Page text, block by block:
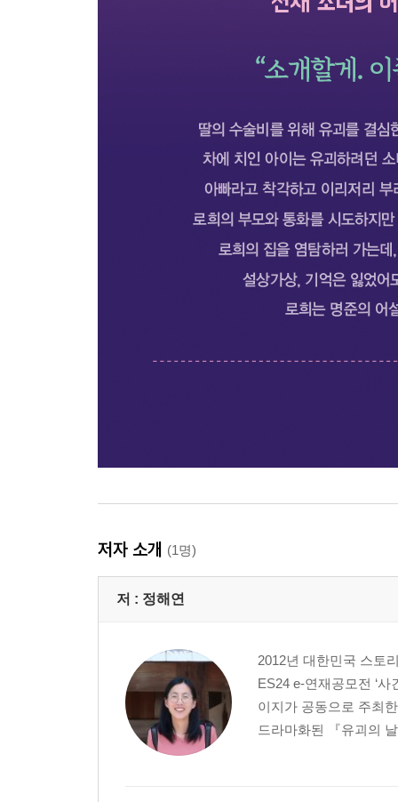
저자 소개 (1명)
저 : 정해연
2012년 대한민국 스토
ES24 e-연재공모전 ‘
이지가 공동으로 주최
드라마화된 『유괴의